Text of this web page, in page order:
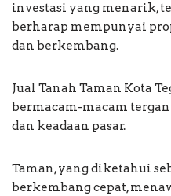
investasi yang menarik,
berharap mempunyai
dan berkembang.
Jual Tanah Taman Kota
bermacam-macam
dan keadaan pasar.
Taman, yang diketahui
berkembang cepat,